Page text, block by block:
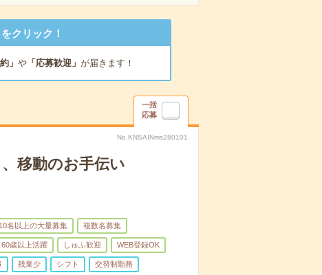
クリック！
」 や「応募歓迎」 が届きます！
一括
応募
No.KNSAINms280101
移動のお手伝い
10名以上の大量募集 複数名募集
60歳以上活躍 しゅふ歓迎 WEB登録OK
残業少 シフト 交替制勤務